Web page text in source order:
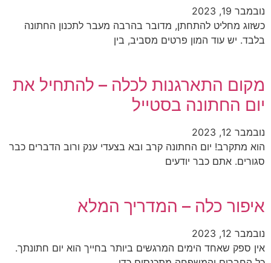
נובמבר 19, 2023
כשזוג מחליט להתחתן, מדובר בהרבה מעבר לתכנון החתונה
בלבד. יש עוד המון פרטים מסביב, בין
מקום התארגנות לכלה – להתחיל את
יום החתונה בסטייל
נובמבר 12, 2023
הוא מתקרב! יום החתונה קרב ובא בצעדי ענק ורוב הדברים כבר
סגורים. אתם כבר יודעים
איפור כלה – המדריך המלא
נובמבר 12, 2023
אין ספק שאחד הימים המרגשים ביותר בחייך הוא יום חתונתך.